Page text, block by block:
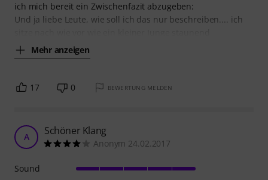
ich mich bereit ein Zwischenfazit abzugeben:
Und ja liebe Leute, wie soll ich das nur beschreiben.... ich
Mehr anzeigen
17 0 BEWERTUNG MELDEN
A Schöner Klang
Anonym 24.02.2017
Sound